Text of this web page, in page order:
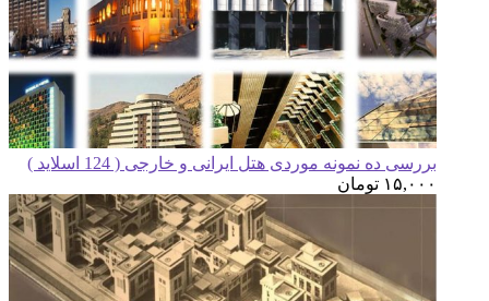
ده نمونه موردی هتل ایرانی و خارجی ( 124 اسلاید )
تومان